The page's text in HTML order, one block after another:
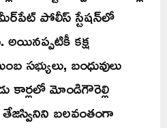
పోలీస్ స్టేషన్‌లో
అయినప్పటికీ కక్ష
సభ్యులు, బంధువులు
కార్లలో మోండిగౌరెల్లి
బలవంతంగా